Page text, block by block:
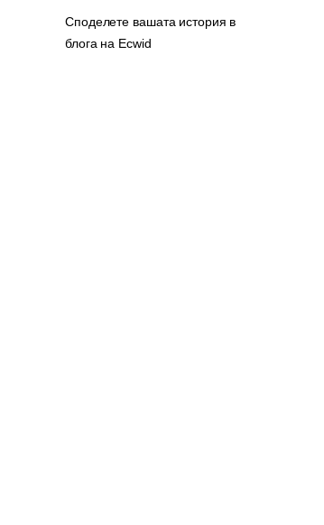
Споделете вашата история в
блога на Ecwid